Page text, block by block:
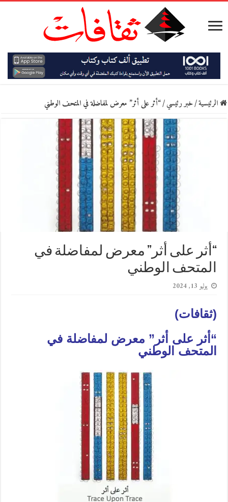
الرئيسية/خبر رئيسي/“أثر على أثر” معرض لمفاضلة في المتحف الوطني
“أثر على أثر” معرض لمفاضلة في
المتحف الوطني
يوليو 13, 2024
(ثقافات)
“أثر على أثر” معرض لمفاضلة في
المتحف الوطني